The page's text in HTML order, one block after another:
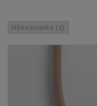
Hitsauslanka (2)